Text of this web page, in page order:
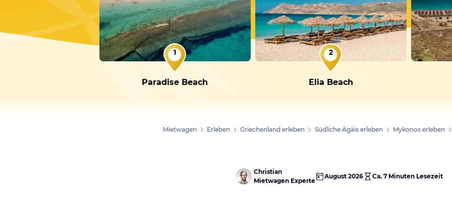
1
Paradise Beach
2
Elia Beach
Mietwagen Erleben Griechenland erleben Südliche Ägäis erleben Mykonos erleben
Christian
Mietwagen Experte
August 2026 Ca. 7 MinutenLesezeit